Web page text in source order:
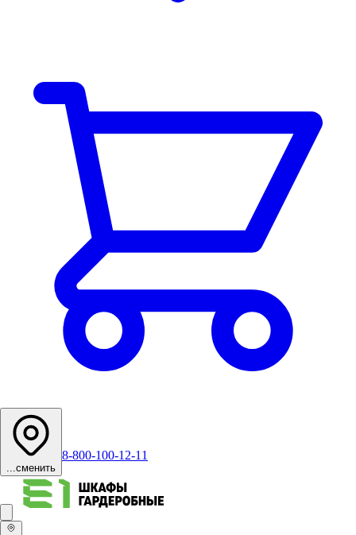
...сменить
8-800-100-12-11